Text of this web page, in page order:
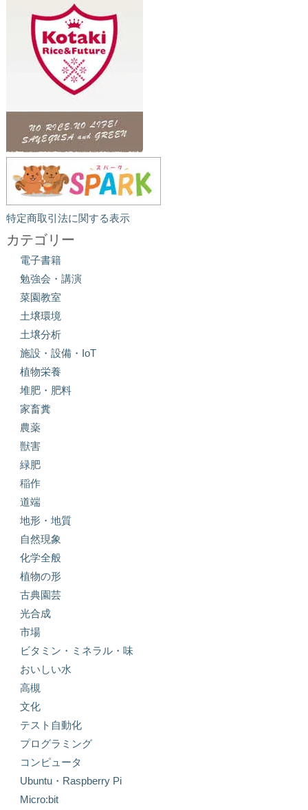
特定商取引法に関する表示
カテゴリー
電子書籍
勉強会・講演
菜園教室
土壌環境
土壌分析
施設・設備・IoT
植物栄養
堆肥・肥料
家畜糞
農薬
獣害
緑肥
稲作
道端
地形・地質
自然現象
化学全般
植物の形
古典園芸
光合成
市場
ビタミン・ミネラル・味
おいしい水
高槻
文化
テスト自動化
プログラミング
コンピュータ
Ubuntu・Raspberry Pi
Micro:bit